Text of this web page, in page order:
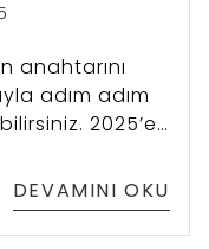
anahtarını
adım adım
2025’e
DEVAMINI OKU